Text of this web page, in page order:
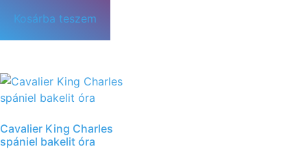
Kosárba teszem
Cavalier King Charles
spániel bakelit óra